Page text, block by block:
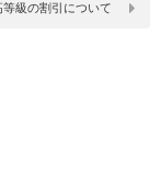
級の割引について